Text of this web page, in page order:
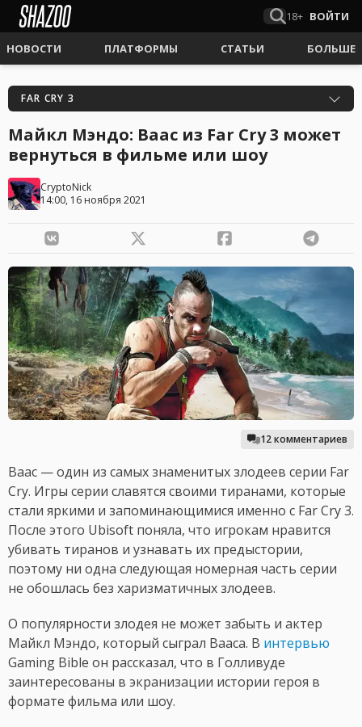
18+ ВОЙТИ
НОВОСТИ ПЛАТФОРМЫ СТАТЬИ БОЛЬШЕ
FAR CRY 3
Майкл Мэндо: Ваас из Far Cry 3 может
вернуться в фильме или шоу
CryptoNick
14:00, 16 ноября 2021
12 комментариев
Ваас — один из самых знаменитых злодеев серии Far
Cry. Игры серии славятся своими тиранами, которые
стали яркими и запоминающимися именно с Far Cry 3.
После этого Ubisoft поняла, что игрокам нравится
убивать тиранов и узнавать их предыстории,
поэтому ни одна следующая номерная часть серии
не обошлась без харизматичных злодеев.
О популярности злодея не может забыть и актер
Майкл Мэндо, который сыграл Вааса. В интервью
Gaming Bible он рассказал, что в Голливуде
заинтересованы в экранизации истории героя в
формате фильма или шоу.